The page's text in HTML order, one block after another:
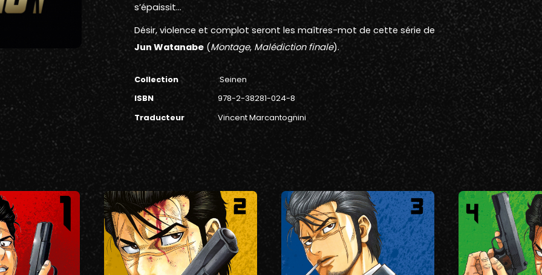
s’épaissit…
Désir, violence et complot seront les maîtres-mot de cette série de
Jun Watanabe(Montage, Malédiction finale).
Collection
Seinen
ISBN
978-2-38281-024-8
Traducteur
Vincent Marcantognini